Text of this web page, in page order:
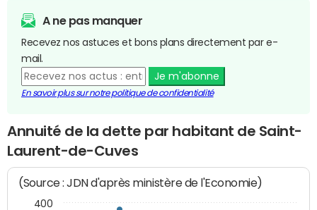
A ne pas manquer
Recevez nos astuces et bons plans directement par e-
mail.
Je m'abonne
En savoir plus sur notre politique de confidentialité
Annuité de la dette par habitant de Saint-
Laurent-de-Cuves
(Source : JDN d'après ministère de l'Economie)
400